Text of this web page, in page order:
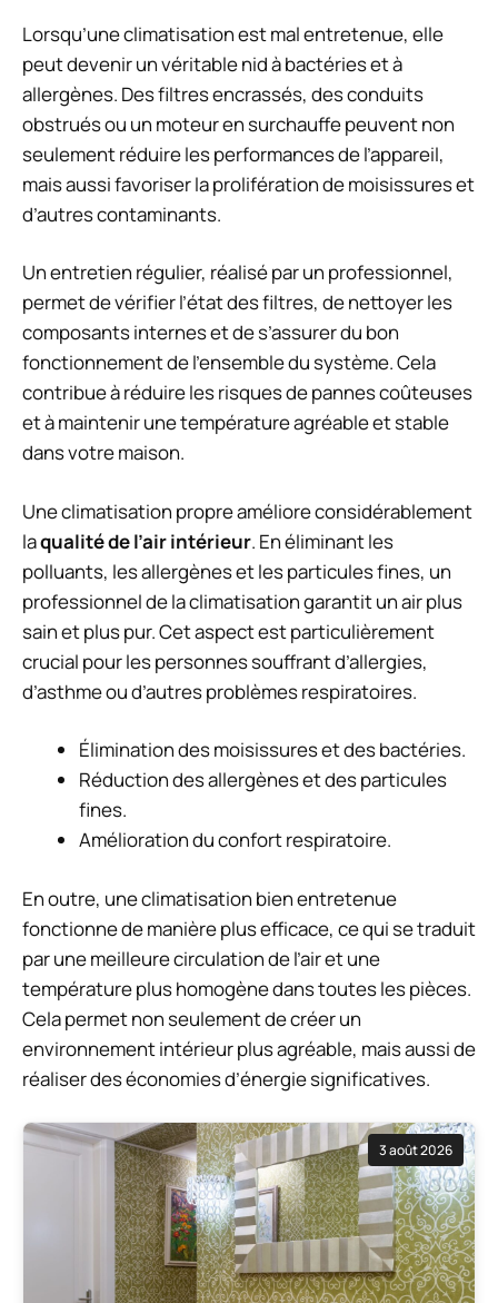
Lorsqu’une climatisation est mal entretenue, elle
peut devenir un véritable nid à bactéries et à
allergènes. Des filtres encrassés, des conduits
obstrués ou un moteur en surchauffe peuvent non
seulement réduire les performances de l’appareil,
mais aussi favoriser la prolifération de moisissures et
d’autres contaminants.
Un entretien régulier, réalisé par un professionnel,
permet de vérifier l’état des filtres, de nettoyer les
composants internes et de s’assurer du bon
fonctionnement de l’ensemble du système. Cela
contribue à réduire les risques de pannes coûteuses
et à maintenir une température agréable et stable
dans votre maison.
Une climatisation propre améliore considérablement
laqualité de l’air intérieur. En éliminant les
polluants, les allergènes et les particules fines, un
professionnel de la climatisation garantit un air plus
sain et plus pur. Cet aspect est particulièrement
crucial pour les personnes souffrant d’allergies,
d’asthme ou d’autres problèmes respiratoires.
Élimination des moisissures et des bactéries.
Réduction des allergènes et des particules
fines.
Amélioration du confort respiratoire.
En outre, une climatisation bien entretenue
fonctionne de manière plus efficace, ce qui se traduit
par une meilleure circulation de l’air et une
température plus homogène dans toutes les pièces.
Cela permet non seulement de créer un
environnement intérieur plus agréable, mais aussi de
réaliser des économies d’énergie significatives.
3 août 2026